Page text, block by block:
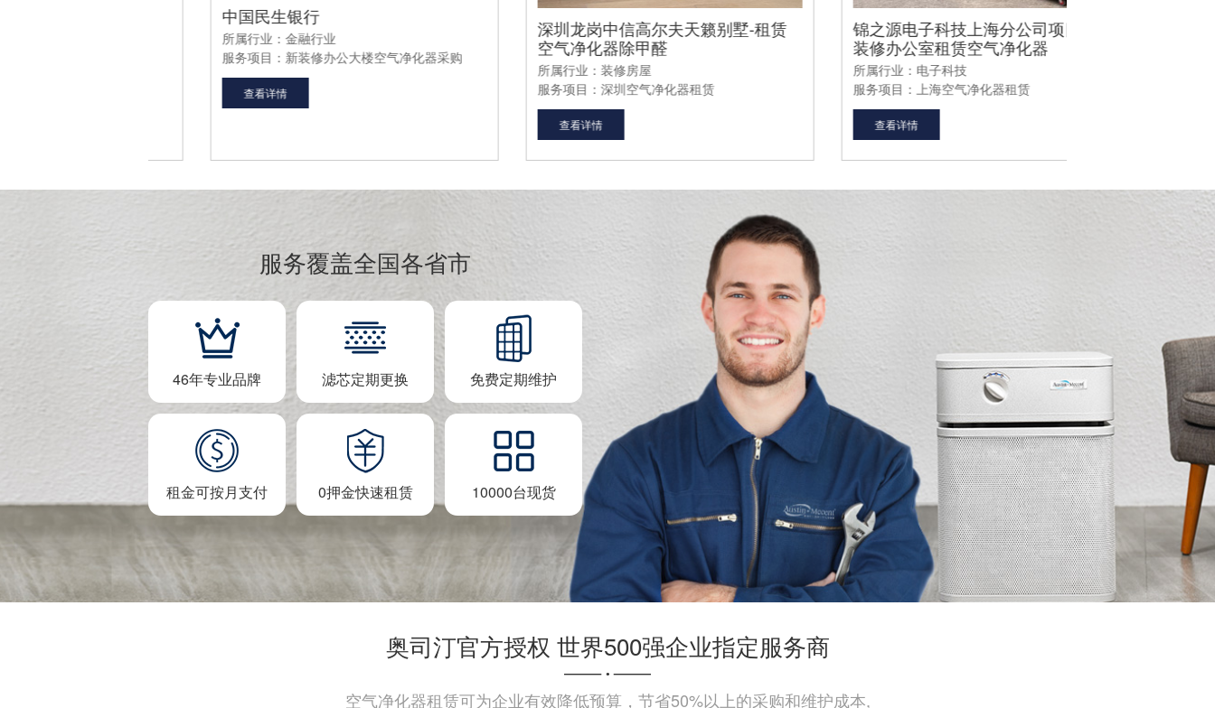
中国民生银行
所属行业：金融行业
服务项目：新装修办公大楼空气净化器采购
深圳龙岗中信高尔夫天籁别墅-租赁
空气净化器除甲醛
所属行业：装修房屋
服务项目：深圳空气净化器租赁
锦之源电子科技上海分公司项目_新
装修办公室租赁空气净化器
所属行业：电子科技
服务项目：上海空气净化器租赁
服务覆盖全国各省市
46年专业品牌 滤芯定期更换 免费定期维护
租金可按月支付 0押金快速租赁 10000台现货
奥司汀官方授权 世界500强企业指定服务商
空气净化器租赁可为企业有效降低预算，节省50%以上的采购和维护成本,